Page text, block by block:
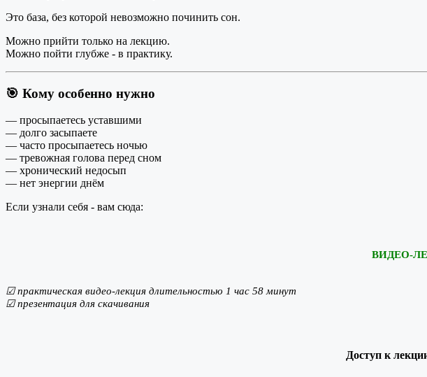
Это база, без которой невозможно починить сон.
Можно прийти только на лекцию.
Можно пойти глубже - в практику.
🎯 Кому особенно нужно
— просыпаетесь уставшими
— долго засыпаете
— часто просыпаетесь ночью
— тревожная голова перед сном
— хронический недосып
— нет энергии днём
Если узнали себя - вам сюда:
ВИДЕО-
☑ практическая видео-лекция длительностью 1 час 58 минут
☑ презентация для скачивания
Доступ к